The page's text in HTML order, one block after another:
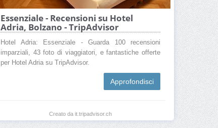
Essenziale - Recensioni su Hotel
Adria, Bolzano - TripAdvisor
Hotel Adria: Essenziale - Guarda 100 recensioni
imparziali, 43 foto di viaggiatori, e fantastiche offerte
per Hotel Adria su TripAdvisor.
Approfondisci
Creato da it.tripadvisor.ch